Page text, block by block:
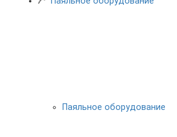
Паяльное оборудование